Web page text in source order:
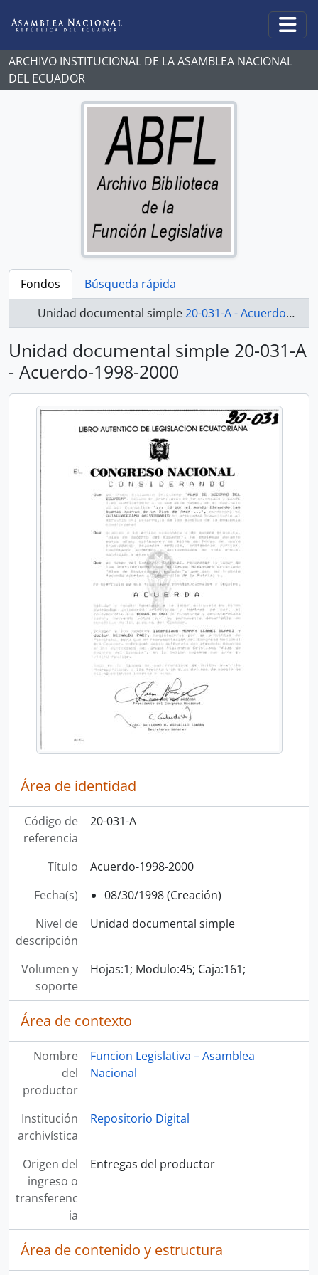
ARCHIVO INSTITUCIONAL DE LA ASAMBLEA NACIONAL
DEL ECUADOR
Fondos
Búsqueda rápida
Unidad documental simple20-031-A - Acuerdo-1998-2000
Unidad documental simple 20-031-A
- Acuerdo-1998-2000
Área de identidad
Código de
referencia
20-031-A
Título
Acuerdo-1998-2000
Fecha(s)
08/30/1998 (Creación)
Nivel de
descripción
Unidad documental simple
Volumen y
soporte
Hojas:1; Modulo:45; Caja:161;
Área de contexto
Nombre
del
productor
Funcion Legislativa – Asamblea
Nacional
Institución
archivística
Repositorio Digital
Origen del
ingreso o
transferenc
ia
Entregas del productor
Área de contenido y estructura